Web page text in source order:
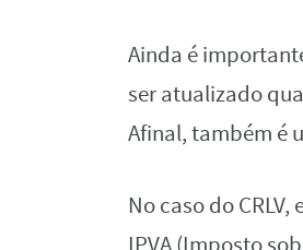
Ainda é
ser atualizado
Afinal, também é
No caso do